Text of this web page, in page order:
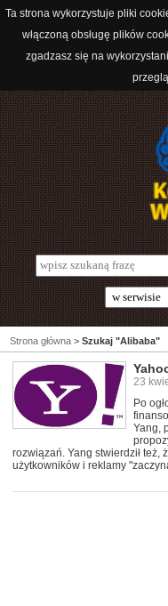
Ta strona wykorzystuje pliki
włączoną obsługę plików
zgadzasz się na
Strona główna > Szukaj "Alibaba"
23
Po
Yang,
rozwiązań. Yang stwierdził też,
użytkowników i reklamy